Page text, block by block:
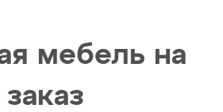
мебель на
заказ